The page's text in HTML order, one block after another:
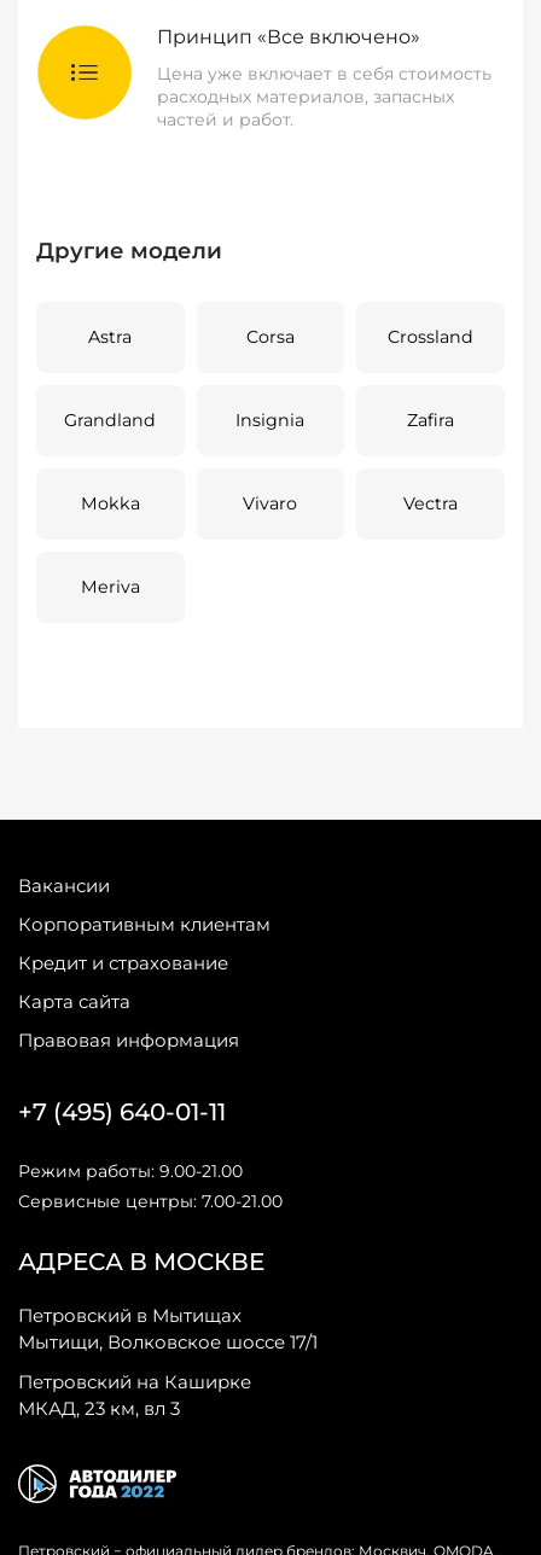
Принцип «Все включено»
Цена уже включает в себя стоимость
расходных материалов, запасных
частей и работ.
Другие модели
Astra Corsa Crossland
Grandland Insignia Zafira
Mokka Vivaro Vectra
Meriva
Вакансии
Корпоративным клиентам
Кредит и страхование
Карта сайта
Правовая информация
АДРЕСА В МОСКВЕ
Петровский в Мытищах
Мытищи, Волковское шоссе 17/1
Петровский на Каширке
МКАД, 23 км, вл 3
+7 (495) 640-01-11
Режим работы: 9.00-21.00
Сервисные центры: 7.00-21.00
Петровский − официальный дилер брендов: Москвич, OMODA,